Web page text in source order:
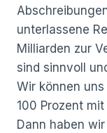
unterlassene
Milliarden zur
sind sinnvoll
Wir können
100 Prozent
Dann haben